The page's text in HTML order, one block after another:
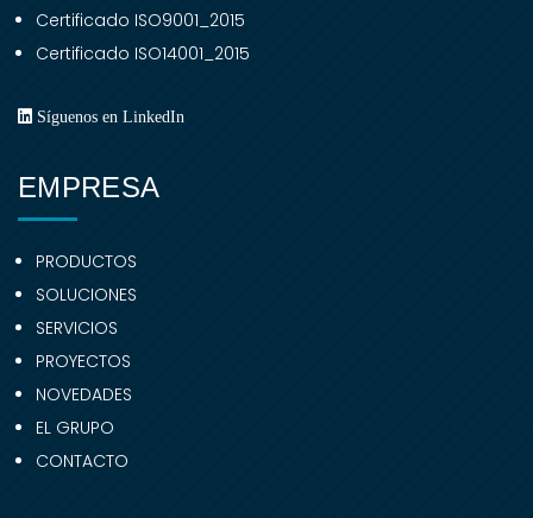
Certificado ISO9001_2015
Certificado ISO14001_2015
Síguenos en LinkedIn
EMPRESA
PRODUCTOS
SOLUCIONES
SERVICIOS
PROYECTOS
NOVEDADES
EL GRUPO
CONTACTO